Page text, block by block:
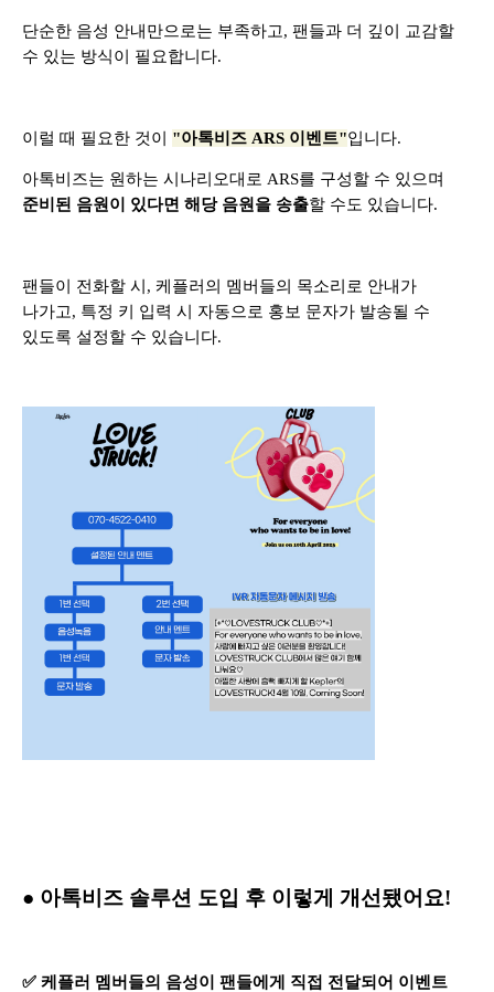
단순한 음성 안내만으로는 부족하고, 팬들과 더 깊이 교감할
수 있는 방식이 필요합니다.
이럴 때 필요한 것이 "아톡비즈 ARS 이벤트"입니다.
아톡비즈는 원하는 시나리오대로 ARS를 구성할 수 있으며
준비된 음원이 있다면 해당 음원을 송출할 수도 있습니다.
팬들이 전화할 시, 케플러의 멤버들의 목소리로 안내가
나가고, 특정 키 입력 시 자동으로 홍보 문자가 발송될 수
있도록 설정할 수 있습니다.
● 아톡비즈 솔루션 도입 후 이렇게 개선됐어요!
✅ 케플러 멤버들의 음성이 팬들에게 직접 전달되어 이벤트